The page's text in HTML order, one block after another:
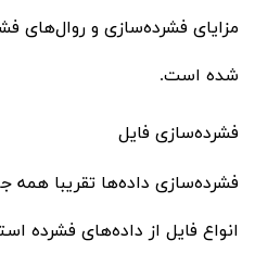
مزایای فشرده‌سازی و روال‌های
شده است.
فشرده‌سازی فایل
فشرده‌سازی داده‌ها تقریبا همه
انواع فایل از داده‌های فشرده